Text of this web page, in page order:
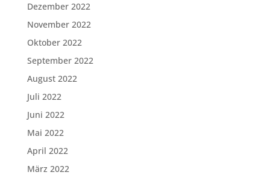
Dezember 2022
November 2022
Oktober 2022
September 2022
August 2022
Juli 2022
Juni 2022
Mai 2022
April 2022
März 2022